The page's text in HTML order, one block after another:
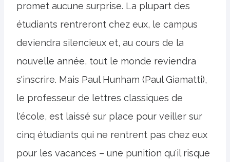
promet aucune surprise. La plupart des
étudiants rentreront chez eux, le campus
deviendra silencieux et, au cours de la
nouvelle année, tout le monde reviendra
s'inscrire. Mais Paul Hunham (Paul Giamatti),
le professeur de lettres classiques de
l'école, est laissé sur place pour veiller sur
cinq étudiants qui ne rentrent pas chez eux
pour les vacances – une punition qu'il risque